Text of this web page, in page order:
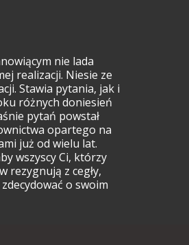
nie lada
realizacji. Niesie ze
Stawia pytania, jak i
różnych doniesień
pytań powstał
opartego na
już od wielu lat.
wszyscy Ci, którzy
rezygnują z cegły,
o swoim